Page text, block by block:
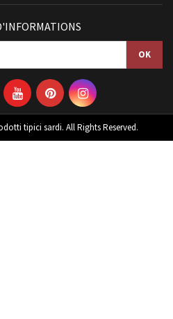
tipici sardi. All Rights Reserved.